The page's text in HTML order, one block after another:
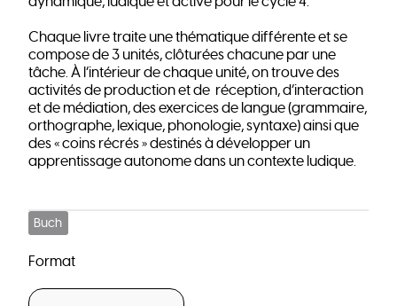
Chaque livre traite une thématique différente et se
compose de 3 unités, clôturées chacune par une
tâche. À l’intérieur de chaque unité, on trouve des
activités de production et de réception, d’interaction
et de médiation, des exercices de langue (grammaire,
orthographe, lexique, phonologie, syntaxe) ainsi que
des « coins récrés » destinés à développer un
apprentissage autonome dans un contexte ludique.
Buch
Format